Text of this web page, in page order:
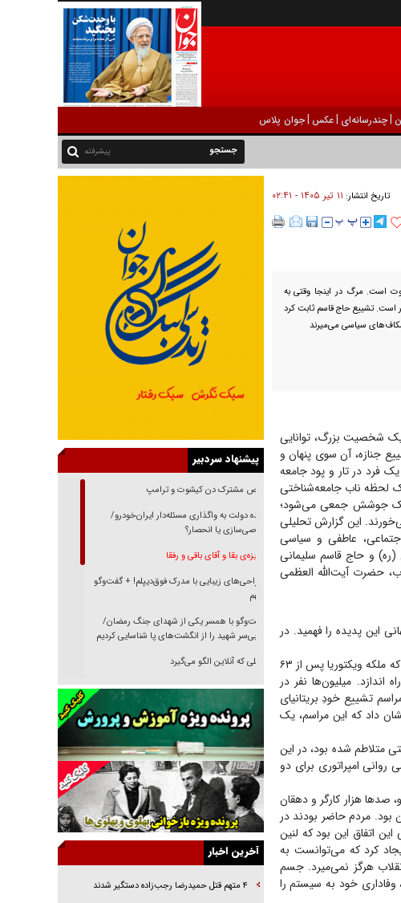
|چندرسانه‌ای |عکس |جوان پلاس
پیشرفته
تاریخ انتشار: ۱۱ تير ۱۴۰۵ - ۰۲:۴۱
است. مرگ در اینجا وقتی به
است. تشییع حاج قاسم ثابت کرد
سیاسی می‌میرند
شخصیت بزرگ، توانایی
جنازه، آن سوی پنهان و
فرد در تار و پود جامعه
لحظه ناب جامعه‌شناختی
یک جوشش جمعی می‌شود؛
این گزارش تحلیلی
عاطفی و سیاسی
(ره) و حاج قاسم سلیمانی
حضرت آیت‌الله العظمی
این پدیده را فهمید. در
یکی از نمونه‌های کلاسیک تشییع جنازه مربوط به ملکه ویکتوریا در سال ۱۹۰۱ است. هنگامی که ملکه ویکتوریا پس از ۶۳
میلیون‌ها نفر در
تشییع خودِ بریتانیای
داد که این مراسم، یک
متلاطم شده بود، در این
امپراتوری برای دو
ژانویه مسکو، صد‌ها هزار کارگر و دهقان
بود. مردم حاضر بودند در
این اتفاق این بود که لنین
کرد که می‌توانست به
هرگز نمی‌میرد. جسم
خود به سیستم را
پیشنهاد سردبیر
رقص مشترک دن کیشوت و ترامپ
دنده دولت به واگذاری مسئله‌دار ایران‌خودرو/
خصوصی‌سازی یا انحصار؟
غریزه‌ی بقا و آقای باقی و رفقا
جراحی‌های زیبایی با مدرک فوق‌دیپلم! + گفت‌وگو
با متهم
گفت‌وگو با همسر یکی از شهدای جنگ رمضان/
پیکر بی‌سر شهید را از انگشت‌های پا شناسایی کردیم
نسلی که آنلاین الگو می‌گیرد
گفت‌وگو با آیت‌الله جاودان/ جفای مخالفان مکانت
معنوی رهبر شهید را ارتقا می‌داد
راننده مست به قانون می‌خندد
همه آقای دوربینی شده‌ایم!
قصه ناتمام سرویس مدارس
آیا مقاومت فلسطین خلع‌سلاح می‌شود؟
الگوی وحدت‌آفرین در ادراک سیاست خارجی
گفتگوی دکتر اخوان مدیرمسئول روزنامه جوان با
آخرین اخبار
۴ متهم قتل حمیدرضا رجب‌زاده دستگیر شدند